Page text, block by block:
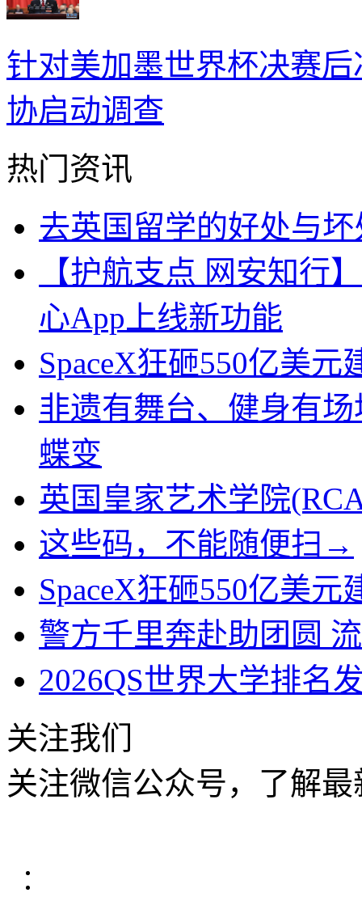
针对美加墨世界杯决赛
协启动调查
热门资讯
去英国留学的好处与
【护航支点 网安知行
心App上线新功能
SpaceX狂砸550亿美元
非遗有舞台、健身有
蝶变
英国皇家艺术学院
这些码，不能随便扫→
SpaceX狂砸550亿美元
警方千里奔赴助团圆
2026QS世界大学排名
关注我们
关注微信公众号，了解